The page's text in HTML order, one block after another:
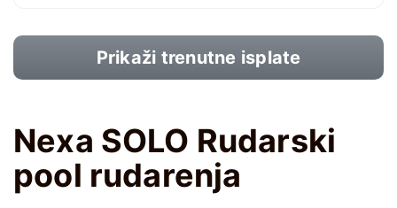
Prikaži trenutne isplate
Nexa SOLO Rudarski
pool rudarenja